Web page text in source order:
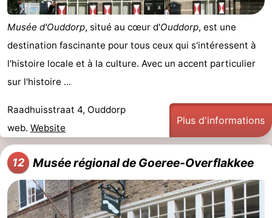
Musée d'Ouddorp, situé au cœur d'Ouddorp, est une
destination fascinante pour tous ceux qui s'intéressent à
l'histoire locale et à la culture. Avec un accent particulier
sur l'histoire ...
Raadhuisstraat 4, Ouddorp
web. Website
Plus d'informations
12 Musée régional de Goeree-Overflakkee